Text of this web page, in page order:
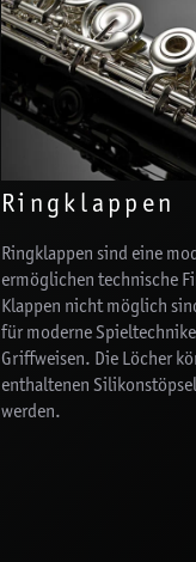
Ringklappen
Ringklappen sind eine
ermöglichen technische
Klappen nicht möglich
für moderne
Griffweisen. Die Löcher
enthaltenen
werden.